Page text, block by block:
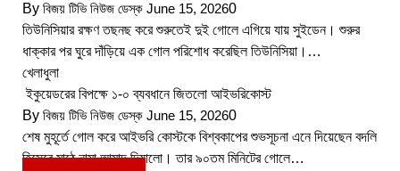
By বিজয় টিভি নিউজ ডেস্ক June 15, 20260
তিউনিসিয়ার রক্ষণ তছনছ করে শুরুতেই দুই গোলে এগিয়ে যায় সুইডেন। শুরুর
ধাক্কার পর ঘুরে দাঁড়িয়ে এক গোল পরিশোধ করেছিল তিউনিসিয়া।…
খেলাধুলা
ইকুয়েডরের বিপক্ষে ১-০ ব্যবধানে জিতলো আইভরিকোস্ট
By বিজয় টিভি নিউজ ডেস্ক June 15, 20260
শেষ মুহূর্তে গোল করে আইভরি কোস্টকে বিশ্বকাপের শুভসূচনা এনে দিয়েছেন বদলি
হিসেবে মাঠে নামা আমাদ দিয়ালো। তার ৯০তম মিনিটের গোলে…